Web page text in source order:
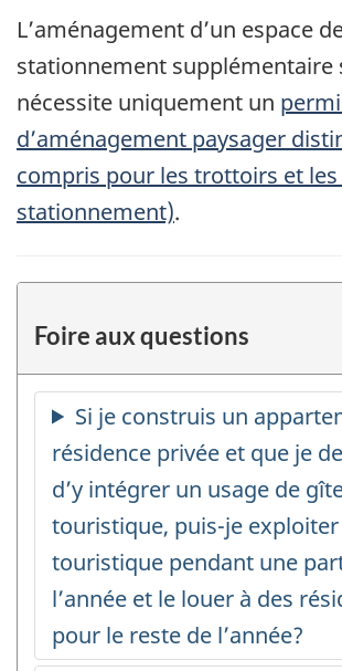
L’aménagement d’un espace
stationnement supplémentaire
nécessite uniquement un
d’aménagement paysager
compris pour les trottoirs et les
stationnement).
Foire aux questions